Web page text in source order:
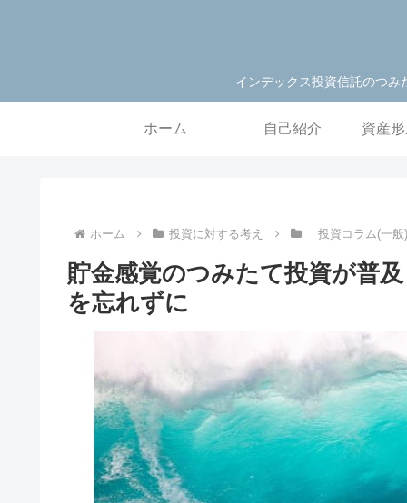
インデックス投資信託のつ
ホーム 自己紹介 資産
ホーム 投資に対する考え 投資コラム(一
貯金感覚のつみたて投資が普
を忘れずに